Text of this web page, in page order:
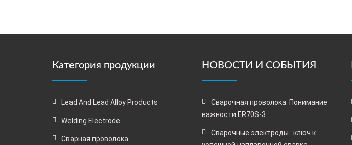
Категория продукции
Lead And Lead Alloy Products
Welding Electrode
Сварная проволока
НОВОСТИ И СОБЫТИЯ
Сварочная проволока: Понимание
важности ER70S-3
Сварочные электроды : ключ к